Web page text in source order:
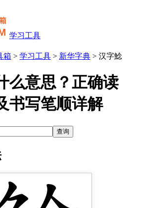
学习工具
箱 > 学习工具 > 新华字典 > 汉字鯰
么意思？正确读
书写笔顺详解